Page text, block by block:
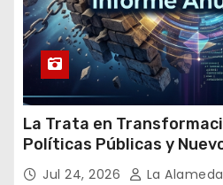
La Trata en
Políticas Públicas y
Argentina y el Mundo –
Jul 24, 2026 La Alameda